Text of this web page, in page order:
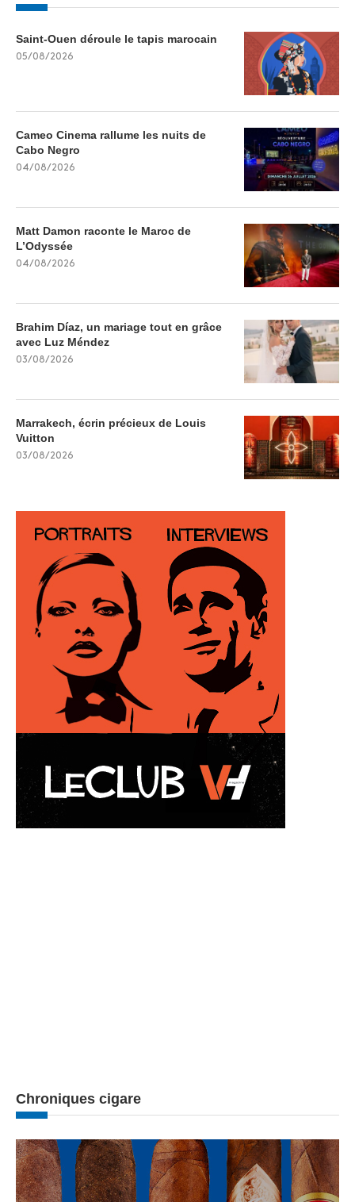
Saint-Ouen déroule le tapis marocain
05/08/2026
Cameo Cinema rallume les nuits de
Cabo Negro
04/08/2026
Matt Damon raconte le Maroc de
L’Odyssée
04/08/2026
Brahim Díaz, un mariage tout en grâce
avec Luz Méndez
03/08/2026
Marrakech, écrin précieux de Louis
Vuitton
03/08/2026
Chroniques cigare